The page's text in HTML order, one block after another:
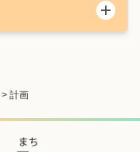
> 計画